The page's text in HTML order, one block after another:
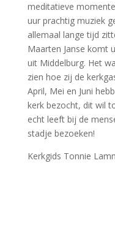
meditatieve
uur prachtig muziek
allemaal lange tijd
Maarten Janse komt
uit Middelburg. Het
zien hoe zij de
April, Mei en Juni
kerk bezocht, dit wil
echt leeft bij de
stadje bezoeken!
Kerkgids Tonnie